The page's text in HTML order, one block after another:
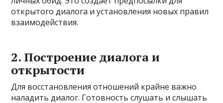
открытого диалога и установления новых правил
взаимодействия.
2. Построение диалога и
открытости
Для восстановления отношений крайне важно
наладить диалог. Готовность слушать и слышать